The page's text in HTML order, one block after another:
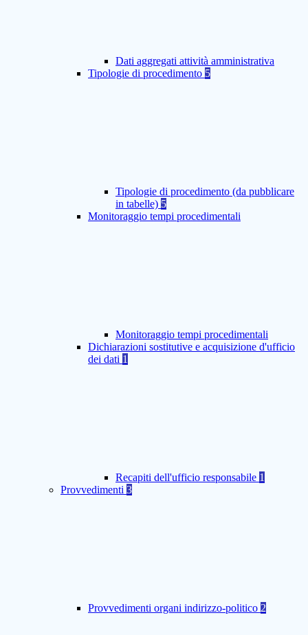
Dati aggregati attività amministrativa
Tipologie di procedimento 5
Tipologie di procedimento (da pubblicare
in tabelle) 5
Monitoraggio tempi procedimentali
Monitoraggio tempi procedimentali
Dichiarazioni sostitutive e acquisizione d'ufficio
dei dati 1
Recapiti dell'ufficio responsabile 1
Provvedimenti 3
Provvedimenti organi indirizzo-politico 2